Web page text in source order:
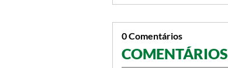
0 Comentários
COMENTÁRIOS